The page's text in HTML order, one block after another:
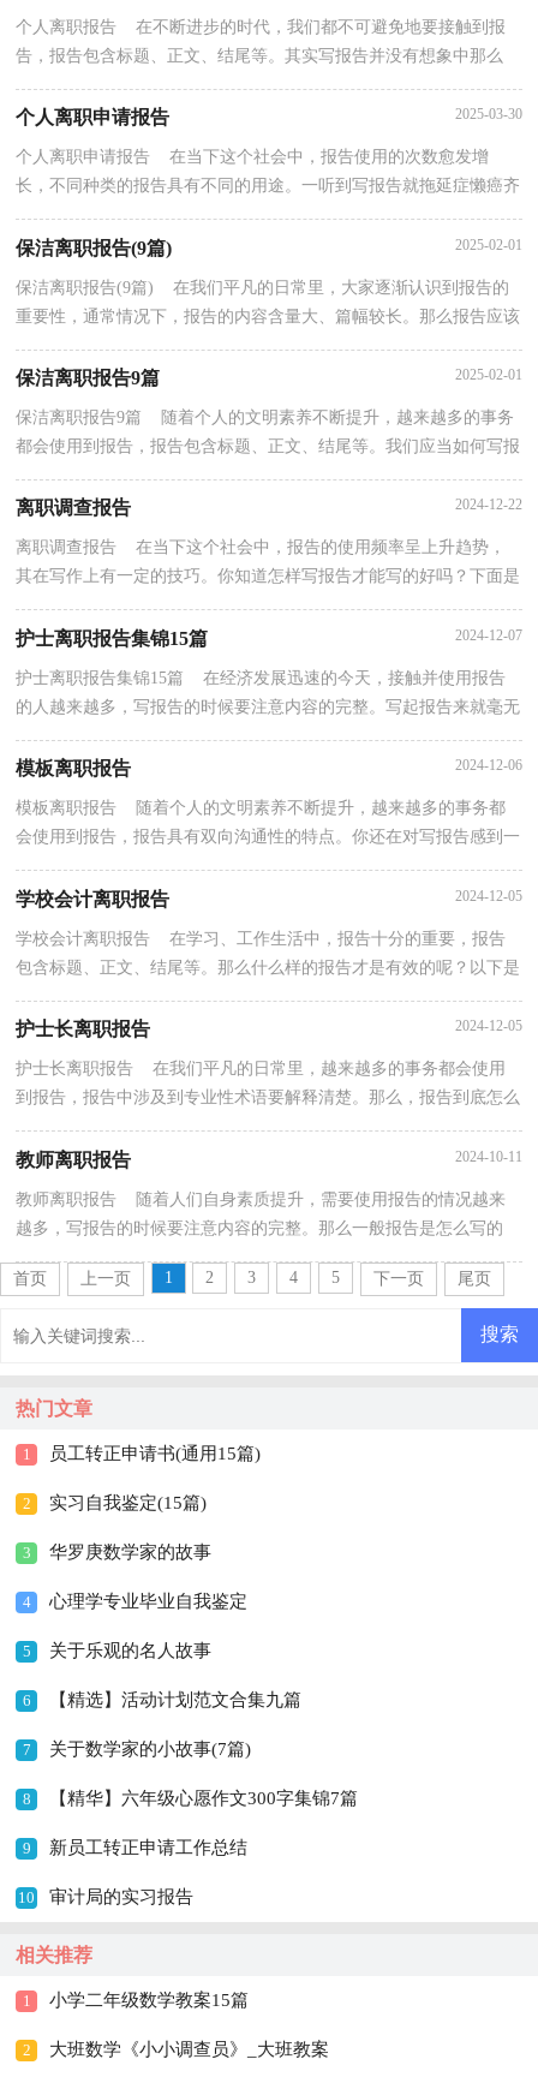
个人离职报告 在不断进步的时代，我们都不可避免地要接触到报
告，报告包含标题、正文、结尾等。其实写报告并没有想象中那么
个人离职申请报告 2025-03-30
个人离职申请报告 在当下这个社会中，报告使用的次数愈发增
长，不同种类的报告具有不同的用途。一听到写报告就拖延症懒癌齐
复发？以下是小编精心整理的个人离职申请报告，欢迎阅...
保洁离职报告(9篇) 2025-02-01
保洁离职报告(9篇) 在我们平凡的日常里，大家逐渐认识到报告的
重要性，通常情况下，报告的内容含量大、篇幅较长。那么报告应该
保洁离职报告9篇 2025-02-01
保洁离职报告9篇 随着个人的文明素养不断提升，越来越多的事务
都会使用到报告，报告包含标题、正文、结尾等。我们应当如何写报
离职调查报告 2024-12-22
离职调查报告 在当下这个社会中，报告的使用频率呈上升趋势，
其在写作上有一定的技巧。你知道怎样写报告才能写的好吗？下面是
小编为大家收集的离职调查报告，希望能够帮助到大家...
护士离职报告集锦15篇 2024-12-07
护士离职报告集锦15篇 在经济发展迅速的今天，接触并使用报告
的人越来越多，写报告的时候要注意内容的完整。写起报告来就毫无
模板离职报告 2024-12-06
模板离职报告 随着个人的文明素养不断提升，越来越多的事务都
会使用到报告，报告具有双向沟通性的特点。你还在对写报告感到一
筹莫展吗？以下是小编为大家整理的模板离职报告，希...
学校会计离职报告 2024-12-05
学校会计离职报告 在学习、工作生活中，报告十分的重要，报告
包含标题、正文、结尾等。那么什么样的报告才是有效的呢？以下是
护士长离职报告 2024-12-05
护士长离职报告 在我们平凡的日常里，越来越多的事务都会使用
到报告，报告中涉及到专业性术语要解释清楚。那么，报告到底怎么
写才合适呢？下面是小编整理的护士长离职报告，仅供参...
教师离职报告 2024-10-11
教师离职报告 随着人们自身素质提升，需要使用报告的情况越来
越多，写报告的时候要注意内容的完整。那么一般报告是怎么写的
首页
上一页 1 2 3 4 5 下一页 尾页
热门文章
1 员工转正申请书(通用15篇)
2 实习自我鉴定(15篇)
3 华罗庚数学家的故事
4 心理学专业毕业自我鉴定
5 关于乐观的名人故事
6 【精选】活动计划范文合集九篇
7 关于数学家的小故事(7篇)
8 【精华】六年级心愿作文300字集锦7篇
9 新员工转正申请工作总结
10 审计局的实习报告
相关推荐
1 小学二年级数学教案15篇
2 大班数学《小小调查员》_大班教案